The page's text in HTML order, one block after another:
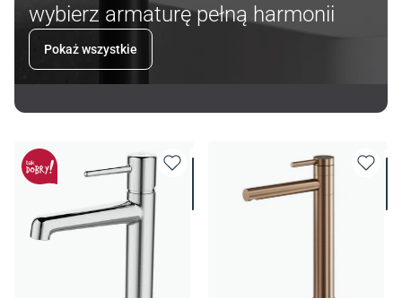
wybierz armaturę pełną harmonii
Pokaż wszystkie